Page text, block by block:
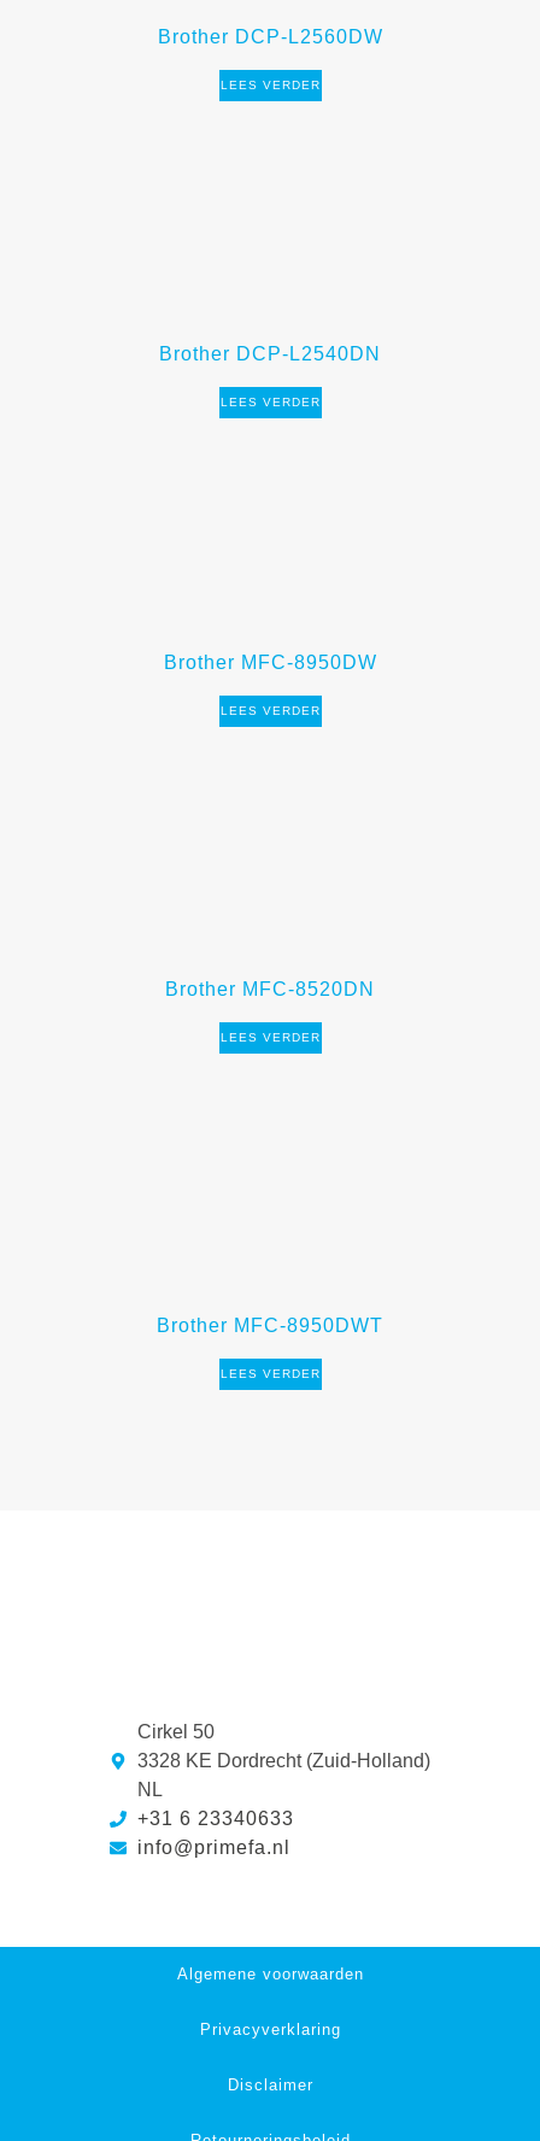
Brother DCP-L2560DW
LEES VERDER
Brother DCP-L2540DN
LEES VERDER
Brother MFC-8950DW
LEES VERDER
Brother MFC-8520DN
LEES VERDER
Brother MFC-8950DWT
LEES VERDER
Cirkel 50
3328 KE Dordrecht (Zuid-Holland)
NL
+31 6 23340633
info@primefa.nl
Algemene voorwaarden
Privacyverklaring
Disclaimer